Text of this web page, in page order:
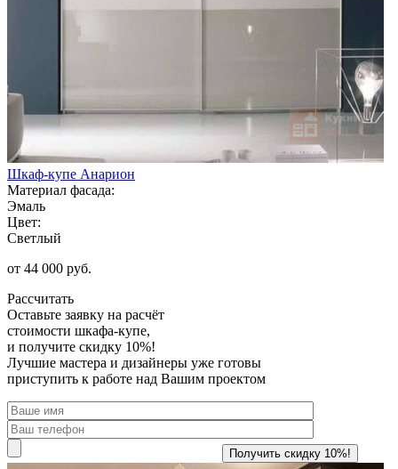
Шкаф-купе Анарион
Материал фасада:
Эмаль
Цвет:
Светлый
от 44 000 руб.
Рассчитать
Оставьте заявку на расчёт
стоимости шкафа-купе,
и получите скидку 10%!
Лучшие мастера и дизайнеры уже готовы
приступить к работе над Вашим проектом